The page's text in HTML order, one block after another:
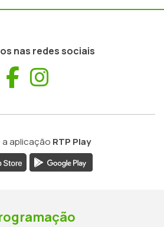
nas redes sociais
Facebook
a aplicação RTP Play